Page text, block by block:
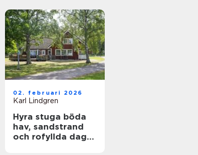
02. februari 2026
Karl Lindgren
Hyra stuga böda
hav, sandstrand
och rofyllda dagar